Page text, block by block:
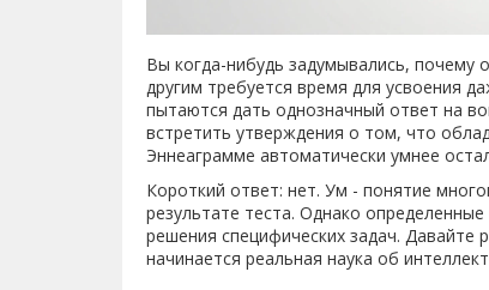
Вы когда-нибудь задумывались,
другим требуется время для усвоения
пытаются дать однозначный ответ на
встретить утверждения о том, что
Эннеаграмме автоматически умнее
Короткий ответ: нет. Ум - понятие
результате теста. Однако
решения специфических задач. Давайте
начинается реальная наука об